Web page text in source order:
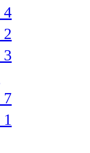
4
2
3
7
1